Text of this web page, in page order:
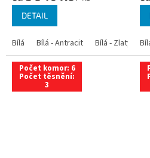
DETAIL
Bílá Bílá - Antracit Bílá - Zlatý dub
Počet komor: 6
Počet těsnění:
3